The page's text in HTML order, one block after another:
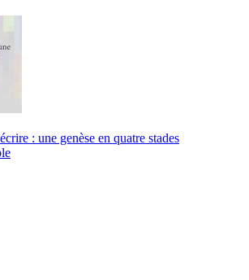
: une genèse en quatre stades